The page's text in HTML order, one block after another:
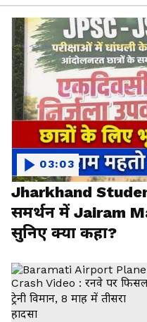
Jharkhand
समर्थन में Jairam
सुनिए क्या कहा?
03:03